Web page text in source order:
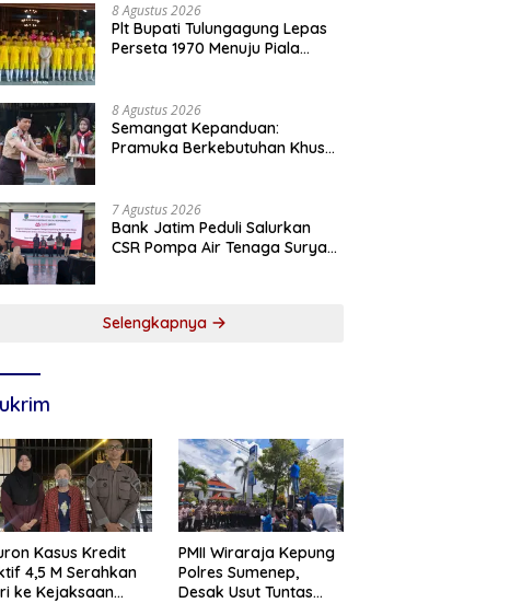
8 Agustus 2026
Plt Bupati Tulungagung Lepas
Perseta 1970 Menuju Piala
8 Agustus 2026
Semangat Kepanduan:
Pramuka Berkebutuhan Khusus
Tangguh
7 Agustus 2026
Bank Jatim Peduli Salurkan
CSR Pompa Air Tenaga Surya
Selengkapnya
Kasus Kredit
4,5 M Serahkan
ke Kejaksaan
PMII Wiraraja Kepung
Polres Sumenep,
Desak Usut Tuntas